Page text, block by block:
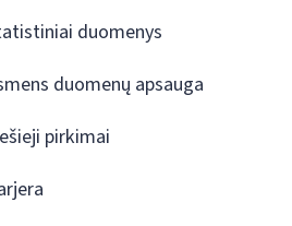
duomenys
duomenų apsauga
pirkimai